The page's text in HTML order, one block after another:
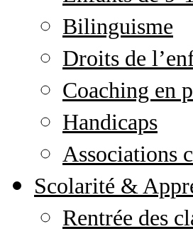
Bilinguisme
Droits de
Coaching en
Handicaps
Associations
Scolarité &
Rentrée des